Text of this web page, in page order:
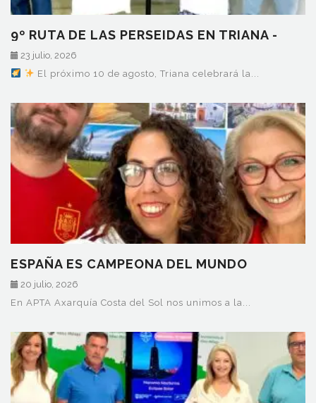
9º RUTA DE LAS PERSEIDAS EN TRIANA -
LUNES 10…
23 julio, 2026
El próximo 10 de agosto, Triana celebrará la...
ESPAÑA ES CAMPEONA DEL MUNDO
20 julio, 2026
En APTA Axarquía Costa del Sol nos unimos a la...